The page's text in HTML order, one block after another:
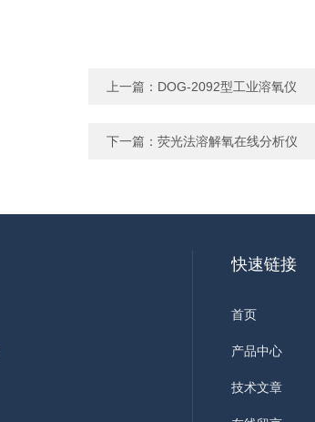
上一篇： DOG-2092型工业溶氧仪
下一篇： 荧光法溶解氧在线分析仪
快速链接
首页
产品中心
技术文章